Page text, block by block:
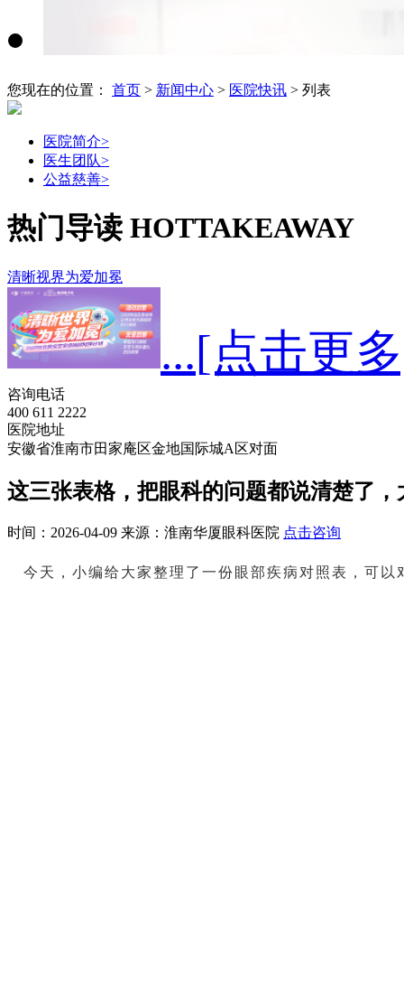
您现在的位置： 首页 > 新闻中心 > 医院快讯 > 列表
医院简介>
医生团队>
公益慈善>
热门导读 HOTTAKEAWAY
清晰视界为爱加冕
...[点击更
咨询电话
400 611 2222
医院地址
安徽省淮南市田家庵区金地国际城A区对面
这三张表格，把眼科的问题都说清楚了，
时间：2026-04-09 来源：淮南华厦眼科医院 点击咨询
今天，小编给大家整理了一份眼部疾病对照表，可